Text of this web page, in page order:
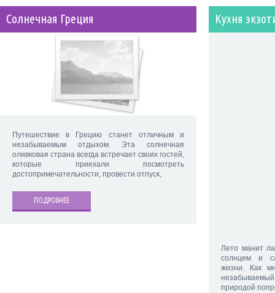
Солнечная Греция
Путешествие в Грецию станет отличным и
незабываемым отдыхом. Эта солнечная
оливковая страна всегда встречает своих гостей,
которые приехали посмотреть
достопримечательности, провести отпуск,
ПОДРОБНЕЕ
Кухня
Лето манит
солнцем и
жизни. Как
незабываемый
природой